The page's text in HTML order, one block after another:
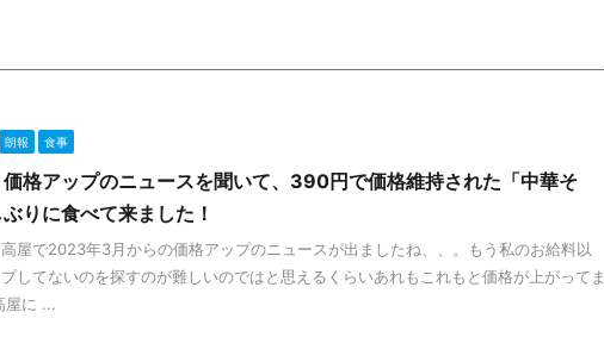
朗報 食事
価格アップのニュースを聞いて、390円で価格維持された「中華そ
りに食べて来ました！
屋で2023年3月からの価格アップのニュースが出ましたね、、。もう私のお給料以
してないのを探すのが難しいのではと思えるくらいあれもこれもと価格が上がってま
屋に ...